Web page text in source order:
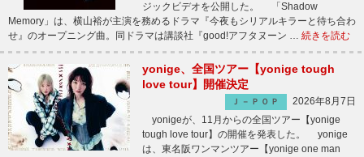
ジックビデオを公開した。 「Shadow
Memory」は、横山裕が主演を務めるドラマ『今夜もシリアルキラーと待ち合わ
せ』のオープニング曲。同ドラマは講談社『good!アフタヌーン … 続きを読む
yonige、全国ツアー【yonige tough
love tour】開催決定
Ｊ－ＰＯＰ
2026年8月7日
yonigeが、11月からの全国ツアー【yonige
tough love tour】の開催を発表した。 yonige
は、東名阪ワンマンツアー【yonige one man